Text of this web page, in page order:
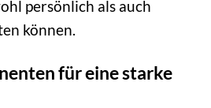
persönlich als auch
können.
für eine starke